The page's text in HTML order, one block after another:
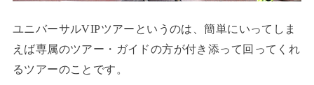
ユニバーサルVIPツアーというのは、簡単にいってしま
えば専属のツアー・ガイドの方が付き添って回ってくれ
るツアーのことです。